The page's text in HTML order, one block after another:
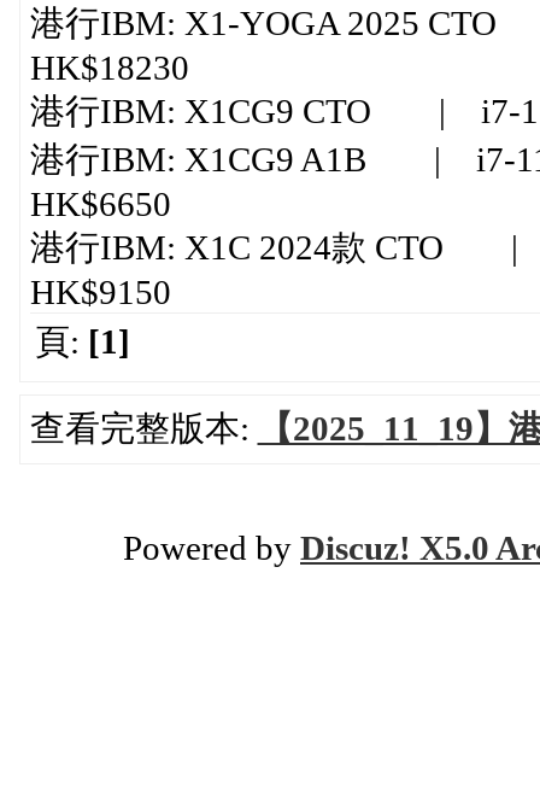
港行IBM: X1-YOGA 2025
HK$18230
港行IBM: X1CG9 CTO | i7-
港行IBM: X1CG9 A1B | i7-
HK$6650
港行IBM: X1C 2024款 CTO |
HK$9150
頁: [1]
查看完整版本: 【2025_11_19
Powered by Discuz! X5.0